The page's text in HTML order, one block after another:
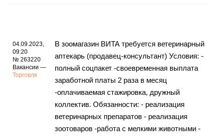
04.09.2023,
09:20
№ 263220
Вакансии —
Торговля
В зоомагазин ВИТА требуется ветеринарный
аптекарь (продавец-консультант) Условия: -
полный соцпакет -своевременная выплата
заработной платы 2 раза в месяц
-оплачиваемая стажировка, дружный
коллектив. Обязанности: - реализация
ветеринарных препаратов - реализация
зоотоваров -работа с мелкими животными -